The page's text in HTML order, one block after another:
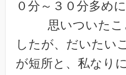
０分～３０分多め
思いついたこ
したが、だいたい
が短所と、私なり